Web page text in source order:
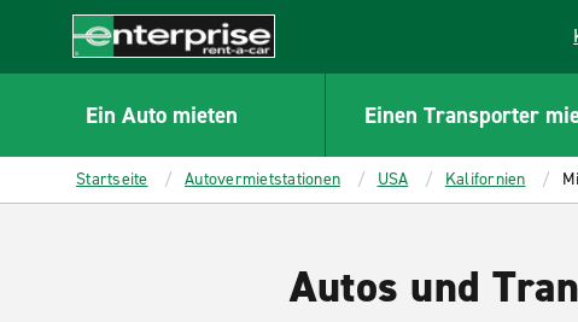
CONTENT
Enterprise
Ein Auto mieten Einen Transporter
Startseite Autovermietstationen USA Kalifornien
Autos und